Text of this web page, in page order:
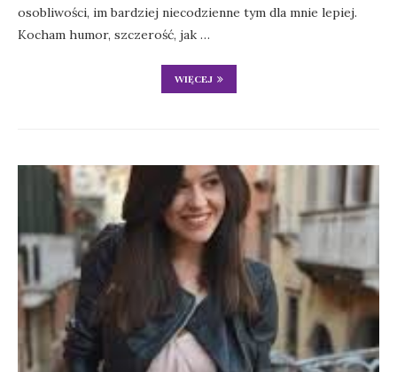
osobliwości, im bardziej niecodzienne tym dla mnie lepiej.
Kocham humor, szczerość, jak …
WIĘCEJ